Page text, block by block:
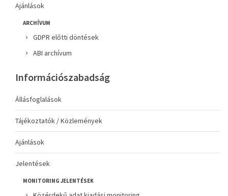
Ajánlások
ARCHÍVUM
GDPR előtti döntések
ABI archívum
Információszabadság
Állásfoglalások
Tájékoztatók / Közlemények
Ajánlások
Jelentések
MONITORING JELENTÉSEK